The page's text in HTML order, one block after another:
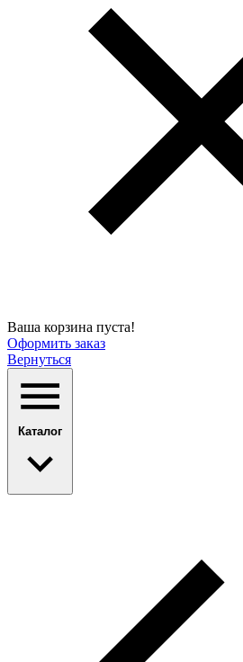
Ваша корзина пуста!
Оформить заказ
Вернуться
Каталог